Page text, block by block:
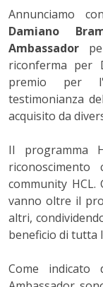
Annunciamo
Damiano
Ambassador
riconferma per
premio per
testimonianza
acquisito da
Il programma
community
vanno oltre il
altri,
beneficio di tutta
Come